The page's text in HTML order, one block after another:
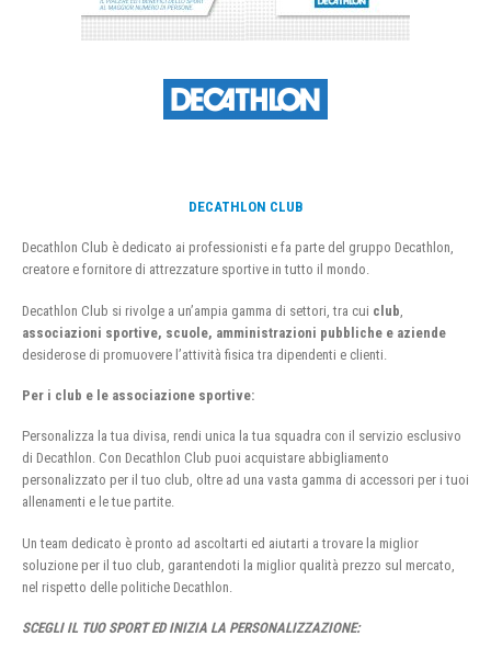
DECATHLON CLUB
Decathlon Club è dedicato ai professionisti e fa parte del gruppo Decathlon,
creatore e fornitore di attrezzature sportive in tutto il mondo.
Decathlon Club si rivolge a un’ampia gamma di settori, tra cui club
associazioni sportive, scuole, amministrazioni pubbliche e aziende
desiderose di promuovere l’attività fisica tra dipendenti e clienti.
Per i club e le associazione sportive:
Personalizza la tua divisa, rendi unica la tua squadra con il servizio esclusivo
di Decathlon. Con Decathlon Club puoi acquistare abbigliamento
personalizzato per il tuo club, oltre ad una vasta gamma di accessori per i tuoi
allenamenti e le tue partite.
Un team dedicato è pronto ad ascoltarti ed aiutarti a trovare la miglior
soluzione per il tuo club, garantendoti la miglior qualità prezzo sul mercato,
nel rispetto delle politiche Decathlon.
SCEGLI IL TUO SPORT ED INIZIA LA PERSONALIZZAZIONE: